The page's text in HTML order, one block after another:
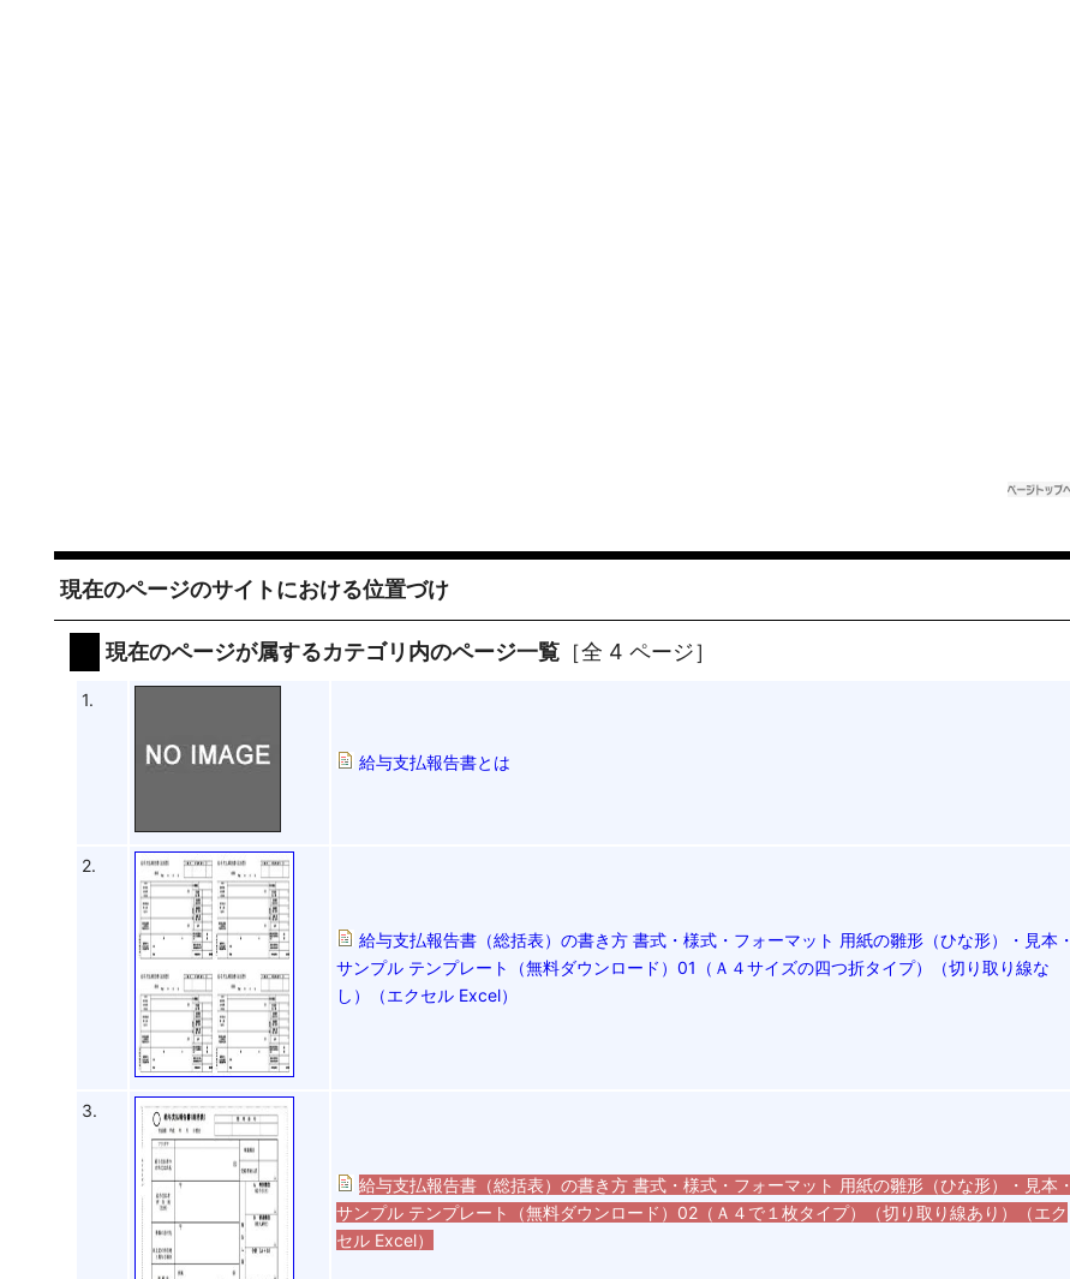
現在のページのサイトにおける位置づけ
現在のページが属するカテゴリ内のページ一覧 ［全 4 ページ］
1.
給与支払報告書とは
2.
給与支払報告書（総括表）の書き方 書式・様式・フォーマット 用紙の雛形（ひな形）・見本・
サンプル テンプレート（無料ダウンロード）01（Ａ４サイズの四つ折タイプ）（切り取り線な
し）（エクセル Excel）
3.
給与支払報告書（総括表）の書き方 書式・様式・フォーマット 用紙の雛形（ひな形）・見本・
サンプル テンプレート（無料ダウンロード）02（Ａ４で１枚タイプ）（切り取り線あり）（エク
セル Excel）